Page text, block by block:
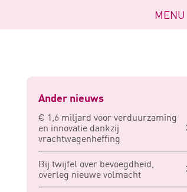
Navigatie
openen
MENU
Ander nieuws
€ 1,6 miljard voor verduurzaming
en innovatie dankzij
vrachtwagenheffing
Bij twijfel over bevoegdheid,
overleg nieuwe volmacht